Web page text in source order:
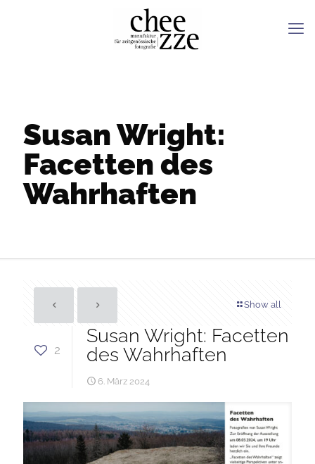
Susan Wright:
Facetten des
Wahrhaften
Show all
2
Susan Wright: Facetten
des Wahrhaften
6. März 2024